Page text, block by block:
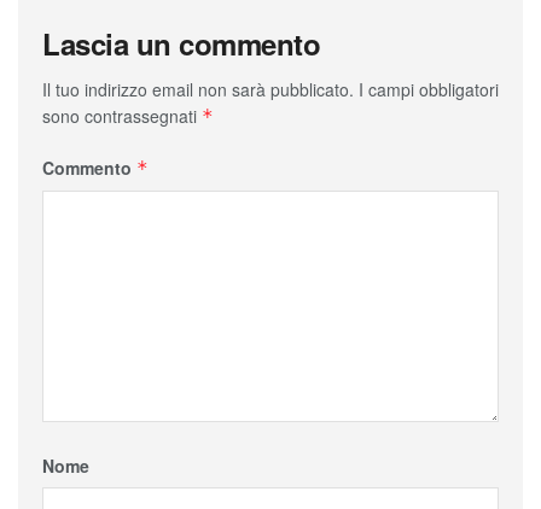
Lascia un commento
Il tuo indirizzo email non sarà pubblicato. I campi obbligatori
sono contrassegnati *
Commento *
Nome